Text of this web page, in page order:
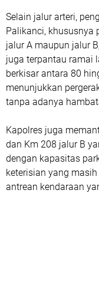
Selain jalur arteri,
Palikanci, khususnya
jalur A maupun jalur
juga terpantau ramai
berkisar antara 80
menunjukkan
tanpa adanya
Kapolres juga
dan Km 208 jalur B
dengan kapasitas
keterisian yang
antrean kendaraan